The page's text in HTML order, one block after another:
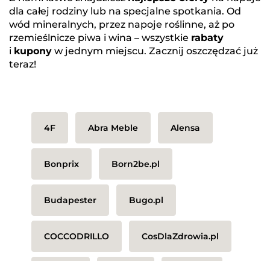
dla całej rodziny lub na specjalne spotkania. Od
wód mineralnych, przez napoje roślinne, aż po
rzemieślnicze piwa i wina – wszystkie rabaty
i kupony w jednym miejscu. Zacznij oszczędzać już
teraz!
4F Abra Meble Alensa
Bonprix Born2be.pl
Budapester Bugo.pl
COCCODRILLO CosDlaZdrowia.pl